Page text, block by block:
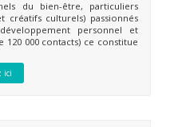
du bien-être, particuliers
créatifs culturels) passionnés
personnel et
000 contacts) ce constitue
ici